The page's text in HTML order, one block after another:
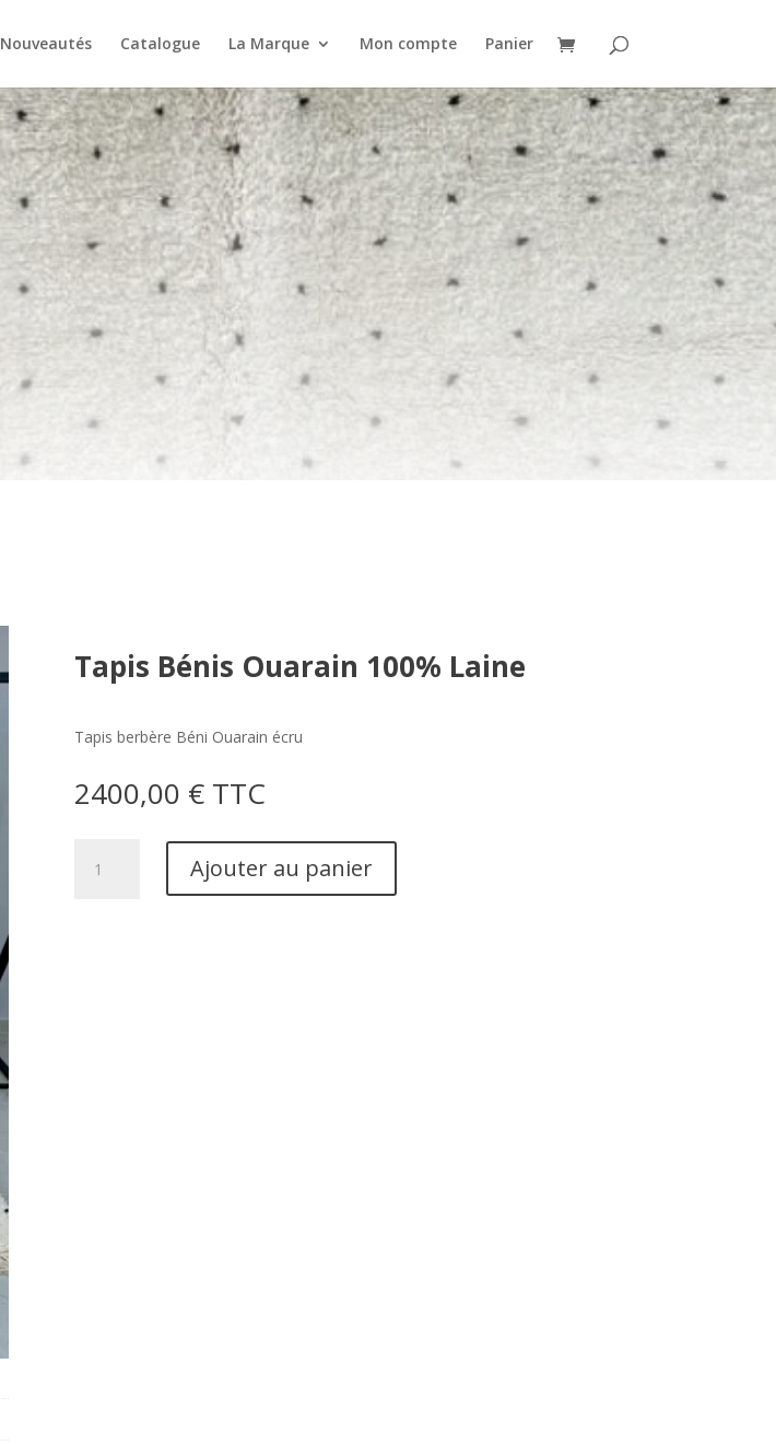
Nouveautés Catalogue La Marque Mon compte Panier
Tapis Bénis Ouarain 100% Laine
Tapis berbère Béni Ouarain écru
2400,00 € TTC
Ajouter au panier